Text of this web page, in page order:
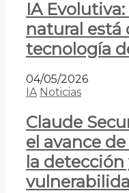
IA
natural está
tecnología
04/05/2026
IA Noticias
Claude
el avance
la